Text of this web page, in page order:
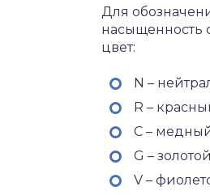
Для
насыщенность
цвет:
N –
R –
C –
G –
V –